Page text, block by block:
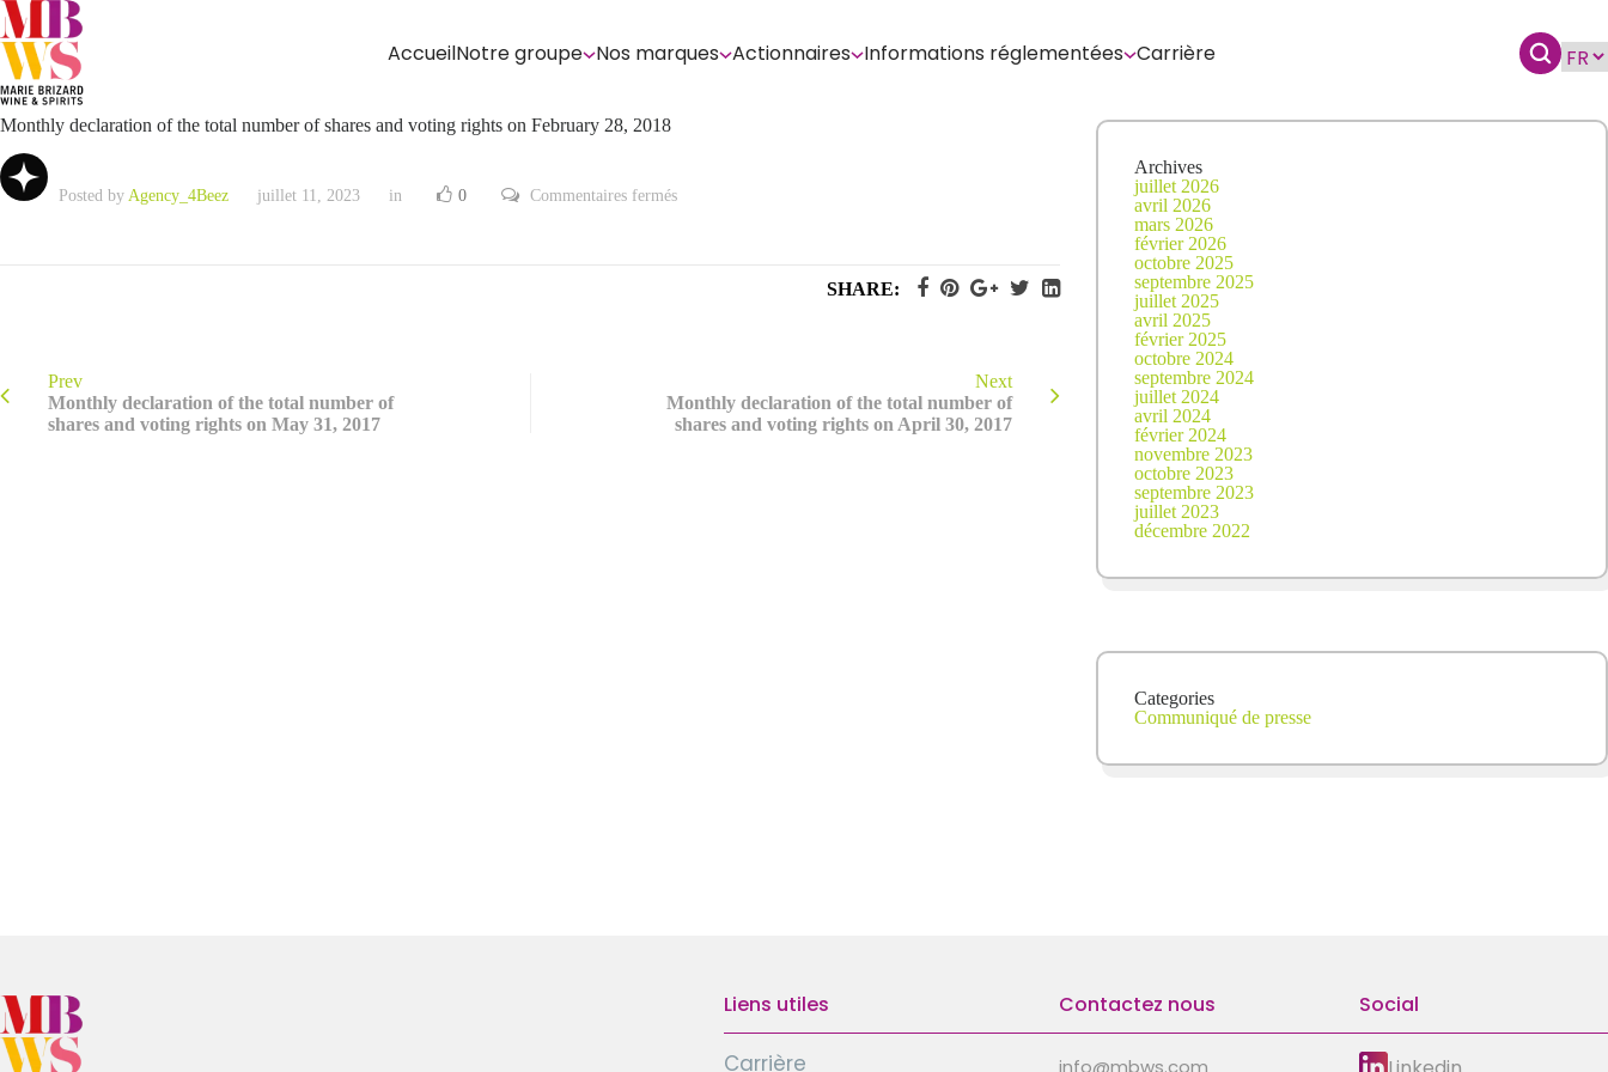
AccueilNotre groupe Nos marques Actionnaires Informations réglementées Carrière
Monthly declaration of the total number of shares and voting rights on February 28, 2018
Posted by Agency_4Beez juillet 11, 2023 in 0 Commentaires ferméssur
on
February
28,
SHARE:
Prev
Monthly declaration of the total number of
shares and voting rights on May 31, 2017
Next
Monthly declaration of the total number of
shares and voting rights on April 30, 2017
Archives
juillet 2026
avril 2026
mars 2026
février 2026
octobre 2025
septembre 2025
juillet 2025
avril 2025
février 2025
octobre 2024
septembre 2024
juillet 2024
avril 2024
février 2024
novembre 2023
octobre 2023
septembre 2023
juillet 2023
décembre 2022
Categories
Communiqué de presse
Liens utiles
Carrière
Contactez nous
info@mbws.com
Social